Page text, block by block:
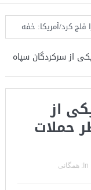
فلج کرد/آمریکا: خفه
در برابر حکومت
شدن حکومت
از سرکردگان سپاه
از
حملات
In:
همگانی